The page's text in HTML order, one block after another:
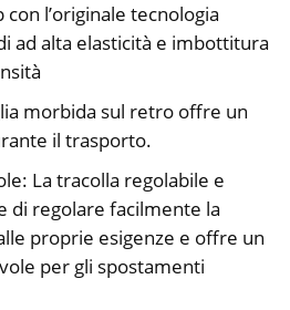
l’originale tecnologia
ad alta elasticità e imbottitura
morbida sul retro offre un
il trasporto.
La tracolla regolabile e
di regolare facilmente la
proprie esigenze e offre un
per gli spostamenti